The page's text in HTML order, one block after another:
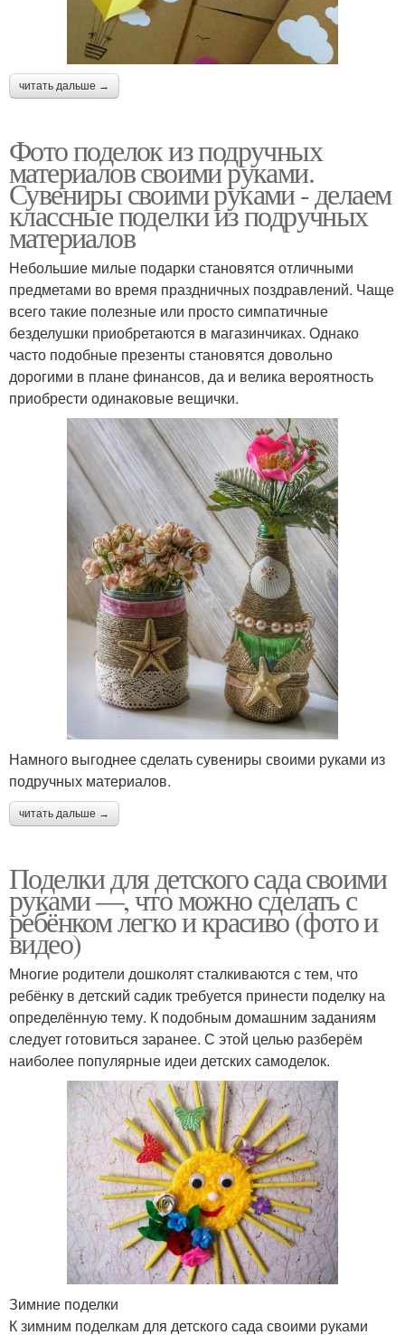
читать дальше →
Фото поделок из подручных
материалов своими руками.
Сувениры своими руками - делаем
классные поделки из подручных
материалов
Небольшие милые подарки становятся отличными
предметами во время праздничных поздравлений. Чаще
всего такие полезные или просто симпатичные
безделушки приобретаются в магазинчиках. Однако
часто подобные презенты становятся довольно
дорогими в плане финансов, да и велика вероятность
приобрести одинаковые вещички.
Намного выгоднее сделать сувениры своими руками из
подручных материалов.
читать дальше →
Поделки для детского сада своими
руками —, что можно сделать с
ребёнком легко и красиво (фото и
видео)
Многие родители дошколят сталкиваются с тем, что
ребёнку в детский садик требуется принести поделку на
определённую тему. К подобным домашним заданиям
следует готовиться заранее. С этой целью разберём
наиболее популярные идеи детских самоделок.
Зимние поделки
К зимним поделкам для детского сада своими руками